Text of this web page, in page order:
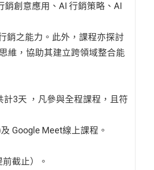
創意應用、AI 行銷策略、AI
銷之能力。此外，課程亦探討
維，協助其建立跨領域整合能
3天 ，凡參與全程課程，且符
Google Meet線上課程。
截止）。